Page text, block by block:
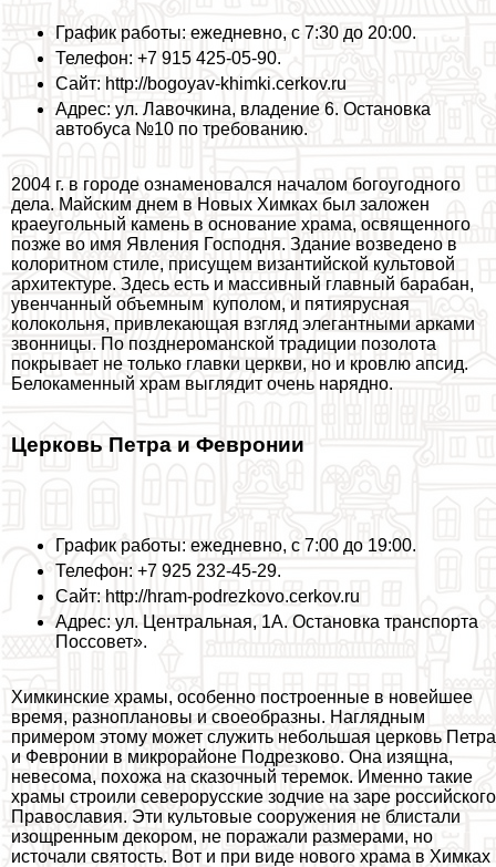
График работы: ежедневно, с 7:30 до 20:00.
Телефон: +7 915 425-05-90.
Сайт: http://bogoyav-khimki.cerkov.ru
Адрес: ул. Лавочкина, владение 6. Остановка
автобуса №10 по требованию.
2004 г. в городе ознаменовался началом богоугодного
дела. Майским днем в Новых Химках был заложен
краеугольный камень в основание храма, освященного
позже во имя Явления Господня. Здание возведено в
колоритном стиле, присущем византийской культовой
архитектуре. Здесь есть и массивный главный баpaбан,
увенчанный объемным куполом, и пятиярусная
колокольня, привлекающая взгляд элегантными арками
звонницы. По позднероманской традиции позолота
покрывает не только главки церкви, но и кровлю апсид.
Белокаменный храм выглядит очень нарядно.
Церковь Петра и Февронии
График работы: ежедневно, с 7:00 до 19:00.
Телефон: +7 925 232-45-29.
Сайт: http://hram-podrezkovo.cerkov.ru
Адрес: ул. Центральная, 1А. Остановка трaнcпорта
Поссовет».
Химкинские храмы, особенно построенные в новейшее
время, разноплановы и своеобразны. Наглядным
примером этому может служить небольшая церковь Петра
и Февронии в микрорайоне Подрезково. Она изящна,
невесома, похожа на сказочный теремок. Именно такие
храмы строили северорусские зодчие на заре российского
Православия. Эти культовые сооружения не блистали
изощренным декором, не поражали размерами, но
источали святость. Вот и при виде нового храма в Химках